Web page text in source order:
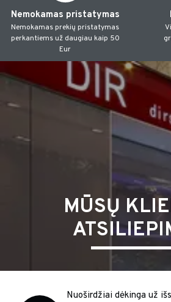
Nemokamas pristatymas
Nemokamas prekių pristatymas
perkantiems už daugiau kaip 50
Eur
MŪSŲ
Nuoširdžiai dėkinga už